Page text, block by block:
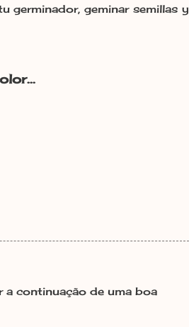
germinador, geminar semillas y
a continuação de uma boa